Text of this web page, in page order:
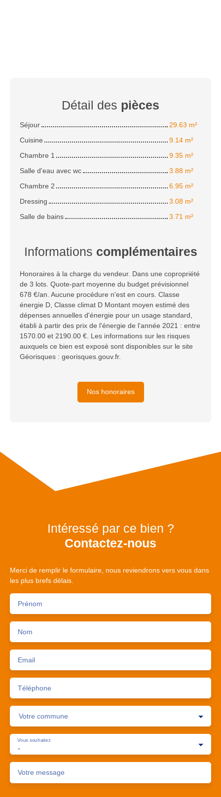
Détail des pièces
Séjour
29.63 m²
Cuisine
9.14 m²
Chambre 1
9.35 m²
Salle d'eau avec wc
3.88 m²
Chambre 2
6.95 m²
Dressing
3.08 m²
Salle de bains
3.71 m²
Informations complémentaires
Honoraires à la charge du vendeur. Dans une copropriété
de 3 lots. Quote-part moyenne du budget prévisionnel
678 €/an. Aucune procédure n'est en cours. Classe
énergie D, Classe climat D Montant moyen estimé des
dépenses annuelles d'énergie pour un usage standard,
établi à partir des prix de l'énergie de l'année 2021 : entre
1570.00 et 2190.00 €. Les informations sur les risques
auxquels ce bien est exposé sont disponibles sur le site
Géorisques : georisques.gouv.fr.
Nos honoraires
Intéressé par ce bien ?
Contactez-nous
Merci de remplir le formulaire, nous reviendrons vers vous dans
les plus brefs délais.
Prénom
Nom
Email
Téléphone
Votre commune
-
Vous souhaitez
Votre message